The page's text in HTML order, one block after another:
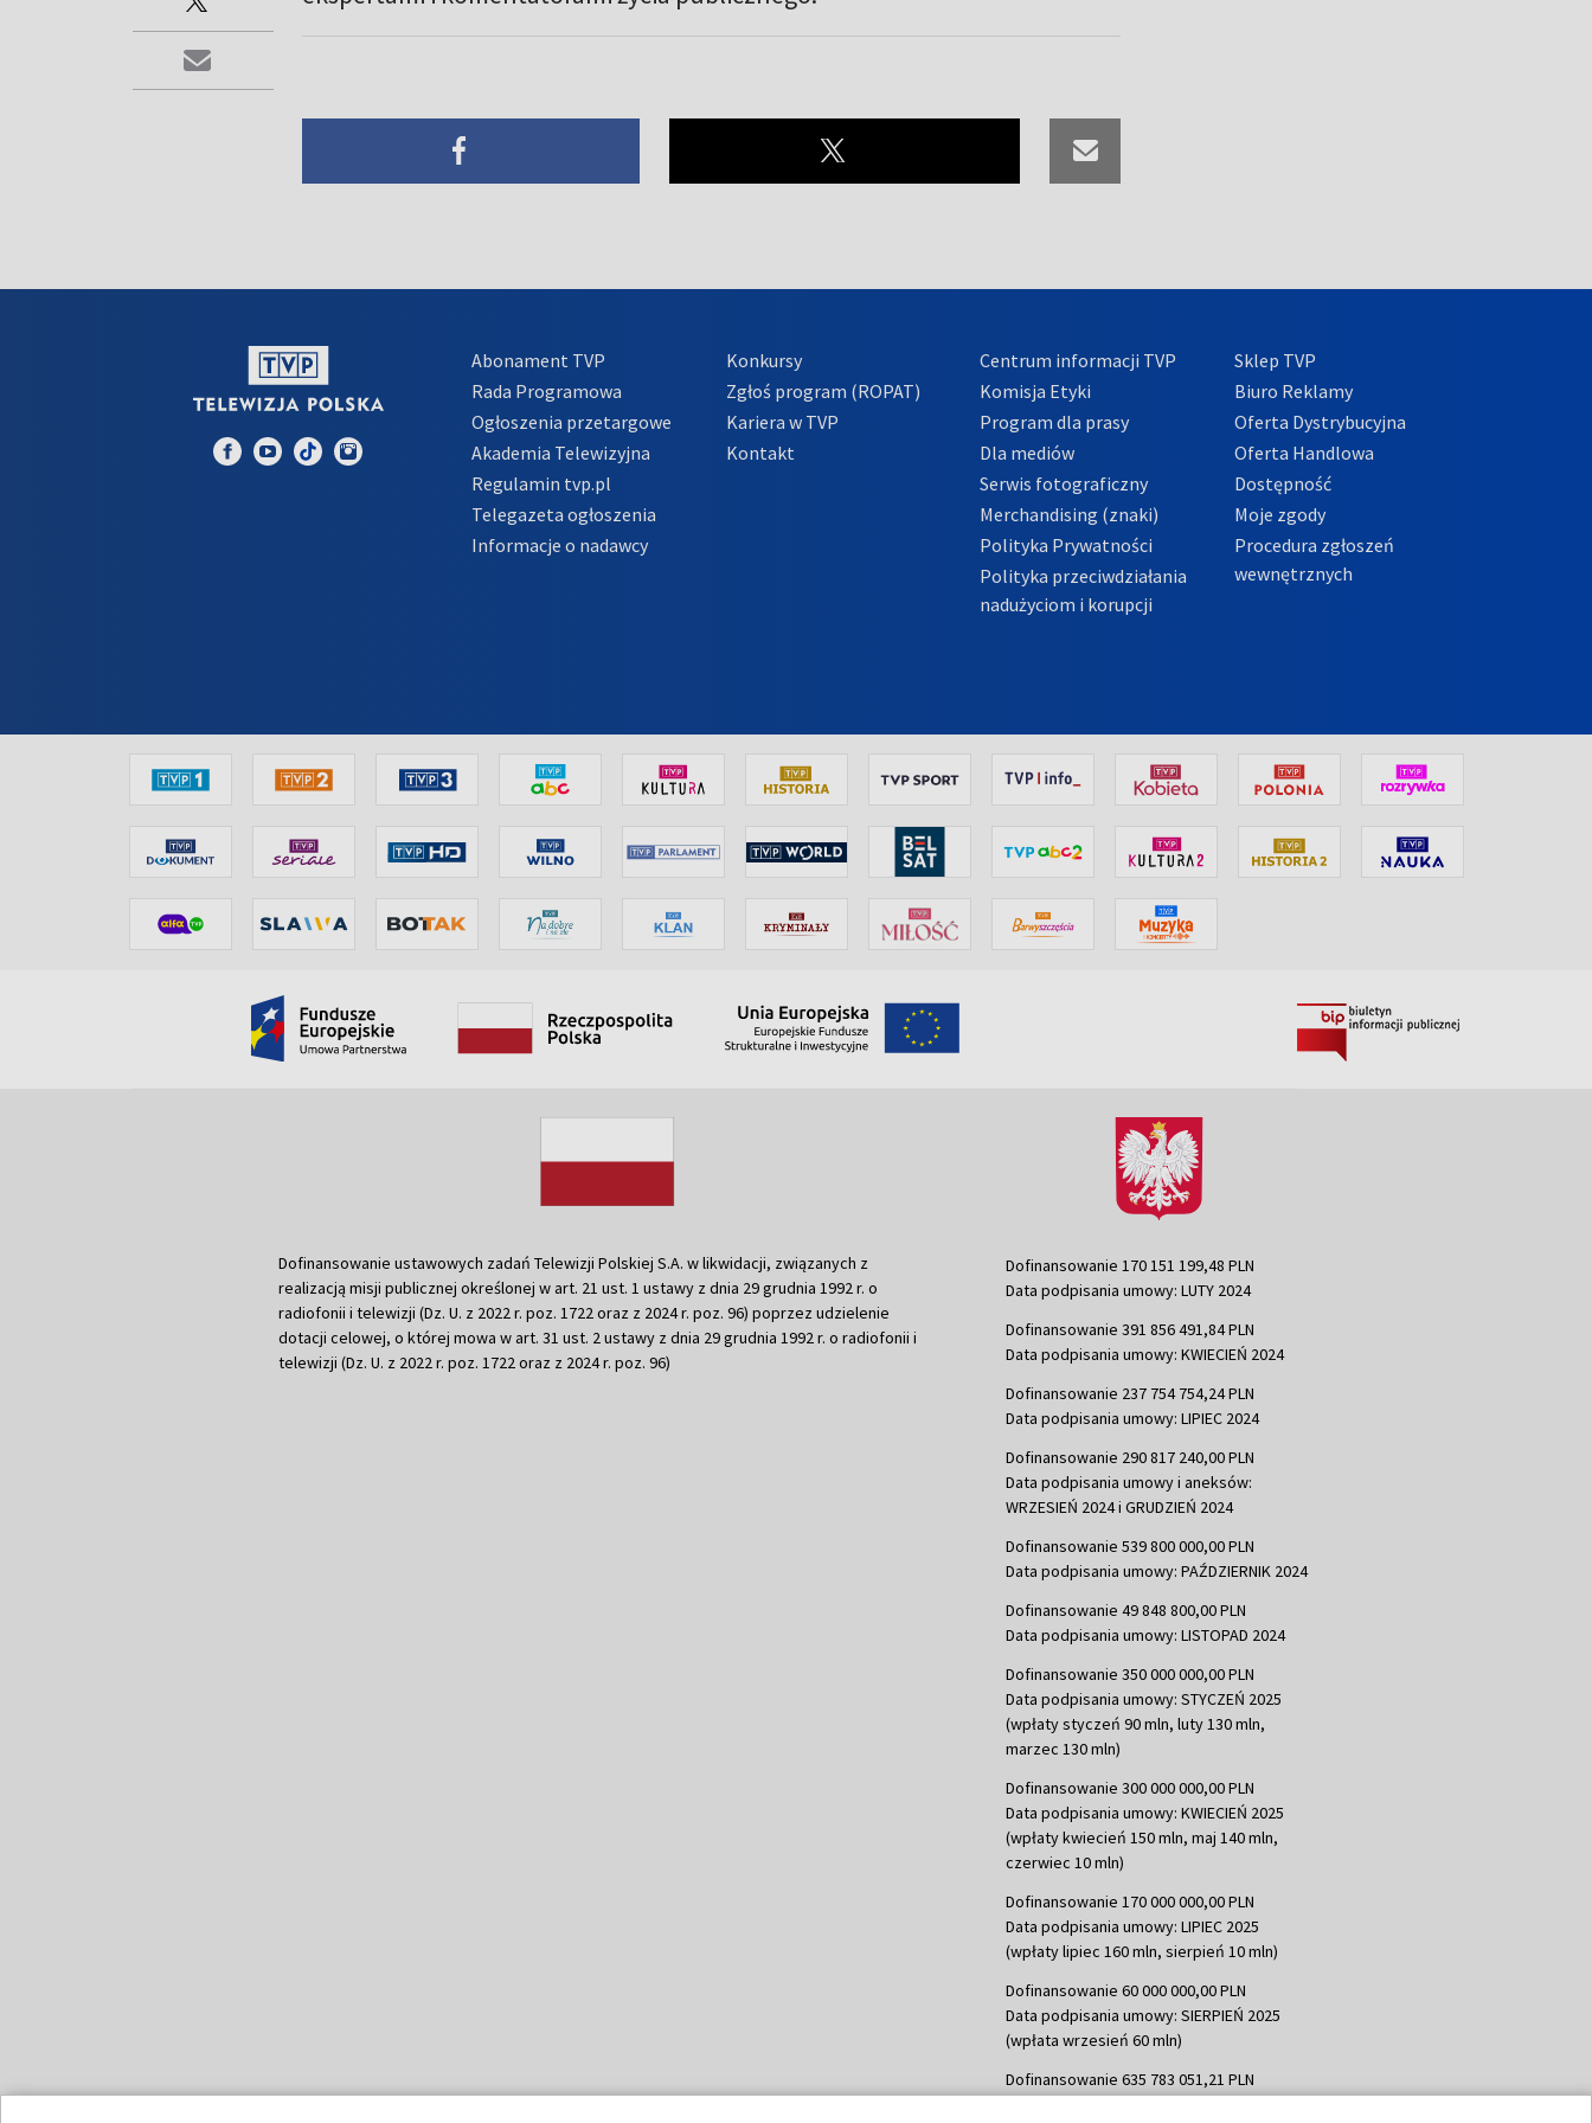
Abonament TVP
Rada Programowa
Ogłoszenia przetargowe
Akademia Telewizyjna
Regulamin tvp.pl
Telegazeta ogłoszenia
Informacje o nadawcy
Konkursy
Zgłoś program (ROPAT)
Kariera w TVP
Kontakt
Centrum informacji TVP
Komisja Etyki
Program dla prasy
Dla mediów
Serwis fotograficzny
Merchandising (znaki)
Polityka Prywatności
Polityka przeciwdziałania
nadużyciom i korupcji
Sklep TVP
Biuro Reklamy
Oferta Dystrybucyjna
Oferta Handlowa
Dostępność
Moje zgody
Procedura zgłoszeń
wewnętrznych
Dofinansowanie ustawowych zadań Telewizji Polskiej S.A. w likwidacji, związanych z
realizacją misji publicznej określonej w art. 21 ust. 1 ustawy z dnia 29 grudnia 1992 r. o
radiofonii i telewizji (Dz. U. z 2022 r. poz. 1722 oraz z 2024 r. poz. 96) poprzez udzielenie
dotacji celowej, o której mowa w art. 31 ust. 2 ustawy z dnia 29 grudnia 1992 r. o radiofonii i
telewizji (Dz. U. z 2022 r. poz. 1722 oraz z 2024 r. poz. 96)
Dofinansowanie 170 151 199,48 PLN
Data podpisania umowy: LUTY 2024
Dofinansowanie 391 856 491,84 PLN
Data podpisania umowy: KWIECIEŃ 2024
Dofinansowanie 237 754 754,24 PLN
Data podpisania umowy: LIPIEC 2024
Dofinansowanie 290 817 240,00 PLN
Data podpisania umowy i aneksów:
WRZESIEŃ 2024 i GRUDZIEŃ 2024
Dofinansowanie 539 800 000,00 PLN
Data podpisania umowy: PAŹDZIERNIK 2024
Dofinansowanie 49 848 800,00 PLN
Data podpisania umowy: LISTOPAD 2024
Dofinansowanie 350 000 000,00 PLN
Data podpisania umowy: STYCZEŃ 2025
(wpłaty styczeń 90 mln, luty 130 mln,
marzec 130 mln)
Dofinansowanie 300 000 000,00 PLN
Data podpisania umowy: KWIECIEŃ 2025
(wpłaty kwiecień 150 mln, maj 140 mln,
czerwiec 10 mln)
Dofinansowanie 170 000 000,00 PLN
Data podpisania umowy: LIPIEC 2025
(wpłaty lipiec 160 mln, sierpień 10 mln)
Dofinansowanie 60 000 000,00 PLN
Data podpisania umowy: SIERPIEŃ 2025
(wpłata wrzesień 60 mln)
Dofinansowanie 635 783 051,21 PLN